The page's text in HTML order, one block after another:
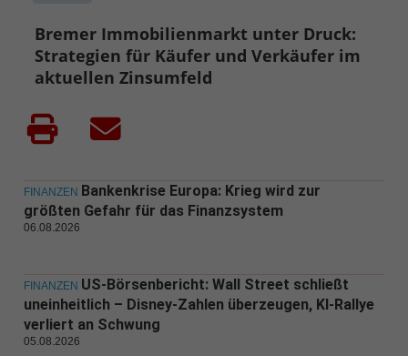
Bremer Immobilienmarkt unter Druck:
Strategien für Käufer und Verkäufer im
aktuellen Zinsumfeld
FINANZEN Bankenkrise Europa: Krieg wird zur
größten Gefahr für das Finanzsystem
06.08.2026
FINANZEN US-Börsenbericht: Wall Street schließt
uneinheitlich – Disney-Zahlen überzeugen, KI-Rallye
verliert an Schwung
05.08.2026